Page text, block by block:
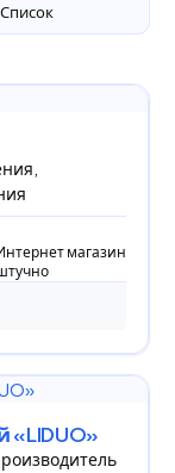
Список
магазин
«LIDUO»